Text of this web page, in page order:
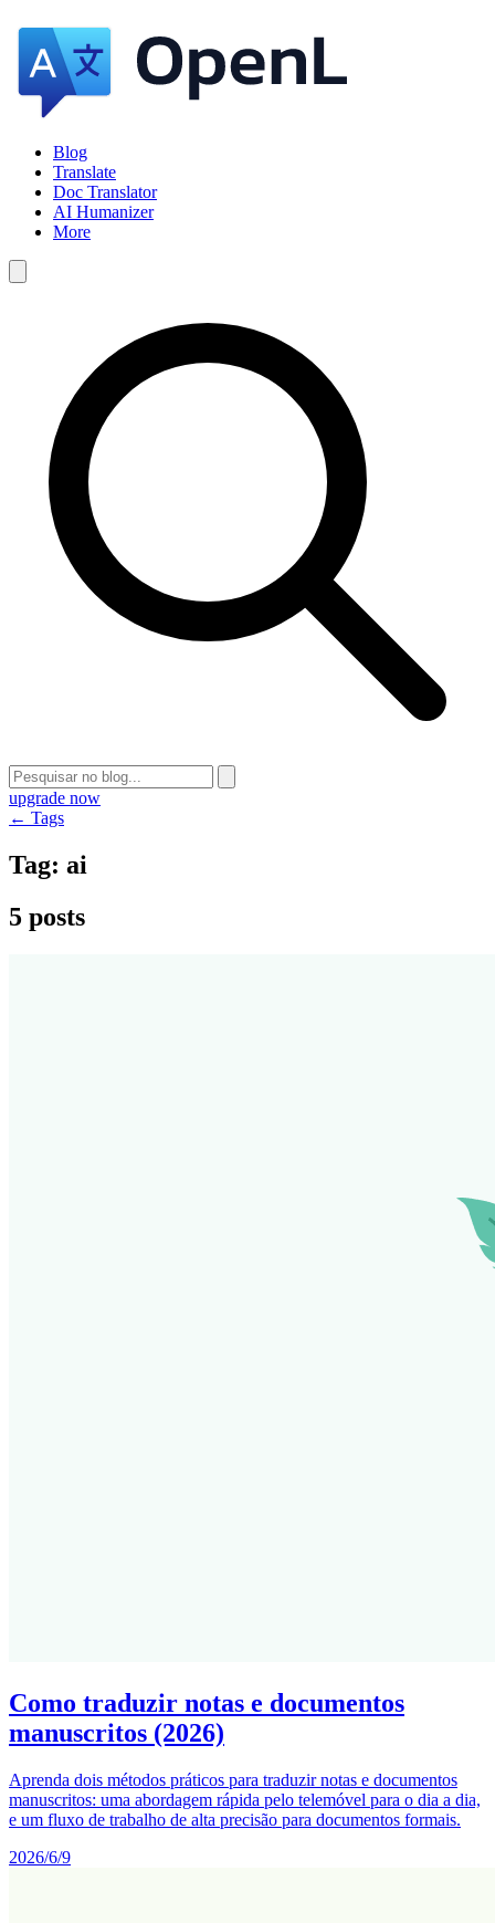
Blog
Translate
Doc Translator
AI Humanizer
More
upgrade now
← Tags
Tag: ai
5 posts
Como traduzir notas e documentos
manuscritos (2026)
Aprenda dois métodos práticos para traduzir notas e documentos
manuscritos: uma abordagem rápida pelo telemóvel para o dia a dia,
e um fluxo de trabalho de alta precisão para documentos formais.
2026/6/9